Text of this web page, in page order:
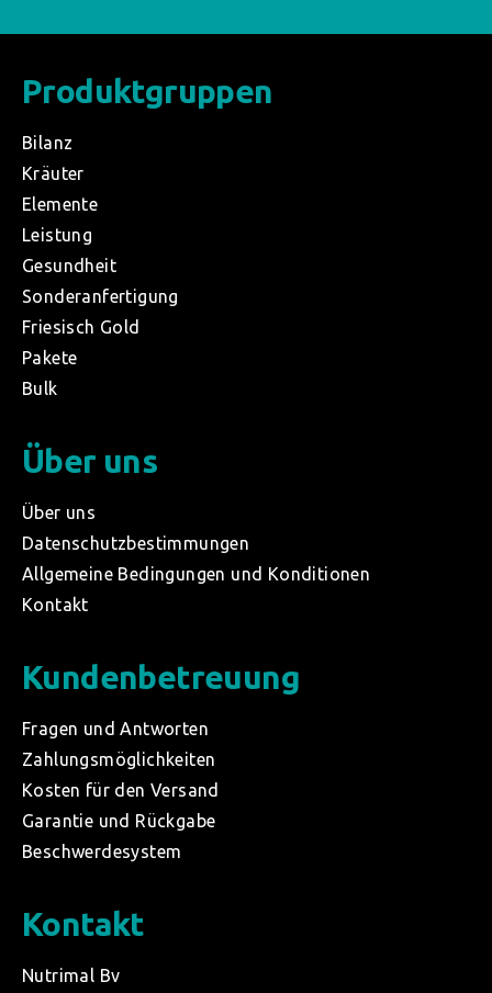
Produktgruppen
Bilanz
Kräuter
Elemente
Leistung
Gesundheit
Sonderanfertigung
Friesisch Gold
Pakete
Bulk
Über uns
Über uns
Datenschutzbestimmungen
Allgemeine Bedingungen und Konditionen
Kontakt
Kundenbetreuung
Fragen und Antworten
Zahlungsmöglichkeiten
Kosten für den Versand
Garantie und Rückgabe
Beschwerdesystem
Kontakt
Nutrimal Bv